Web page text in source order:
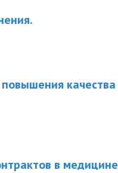
качества
в медицине